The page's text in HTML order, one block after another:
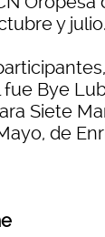
y julio.
Bye
Siete
de